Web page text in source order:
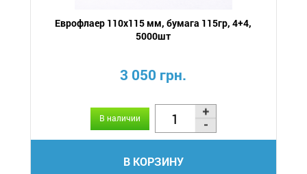
Еврофлаер 110х115 мм, бумага 115гр, 4+4,
5000шт
3 050 грн.
В наличии
В КОРЗИНУ